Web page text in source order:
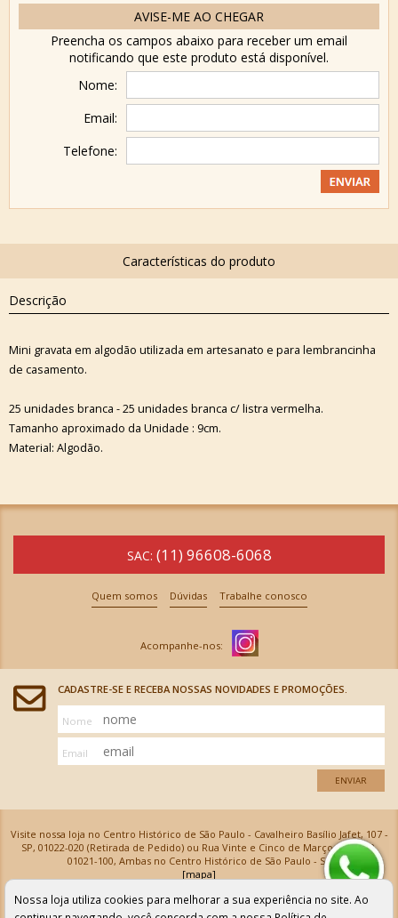
AVISE-ME AO CHEGAR
Preencha os campos abaixo para receber um email
notificando que este produto está disponível.
Nome:
Email:
Telefone:
Descrição
Mini gravata em algodão utilizada em artesanato e para lembrancinha
de casamento.
25 unidades branca - 25 unidades branca c/ listra vermelha.
Tamanho aproximado da Unidade : 9cm.
Material: Algodão.
SAC: (11) 96608-6068
Quem somos Dúvidas Trabalhe conosco
CADASTRE-SE E RECEBA NOSSAS NOVIDADES E PROMOÇÕES.
Nome
Email
ENVIAR
Visite nossa loja no Centro Histórico de São Paulo - Cavalheiro Basílio Jafet, 107 -
SP, 01022-020 (Retirada de Pedido) ou Rua Vinte e Cinco de Março, 576 - SP,
01021-100, Ambas no Centro Histórico de São Paulo - SP
[mapa]
Armarinhos Santa Cecília Ltda | CNPJ: 61.069.639/0001-18
Os preços e as condições de pagamento apresentadas na loja virtual não valem para nossa loja física e
podem sofrer alterações sem aviso prévio. Vendas com cartão de crédito sujeitas a análise e
Nossa loja utiliza cookies para melhorar a sua experiência no site. Ao